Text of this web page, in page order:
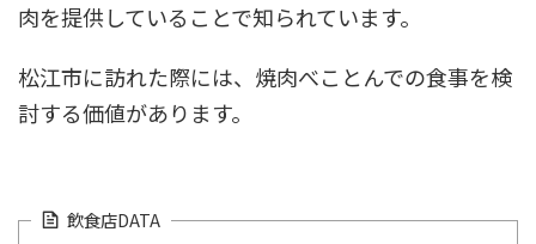
肉を提供していることで知られています。
松江市に訪れた際には、焼肉べことんでの食事を検
討する価値があります。
飲食店DATA